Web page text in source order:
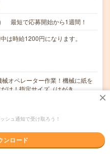
最短で応募開始から1週間！
時給1200円になります。
オペレーター作業！機械に紙を
け！指定サイズ（はがき…
/ パソコンスキル不要 / 英語力
＃髪色・髪型自由！○応募後の
をクリック↓メールにてw…
シュ通知で受け取ろう！
ンロード